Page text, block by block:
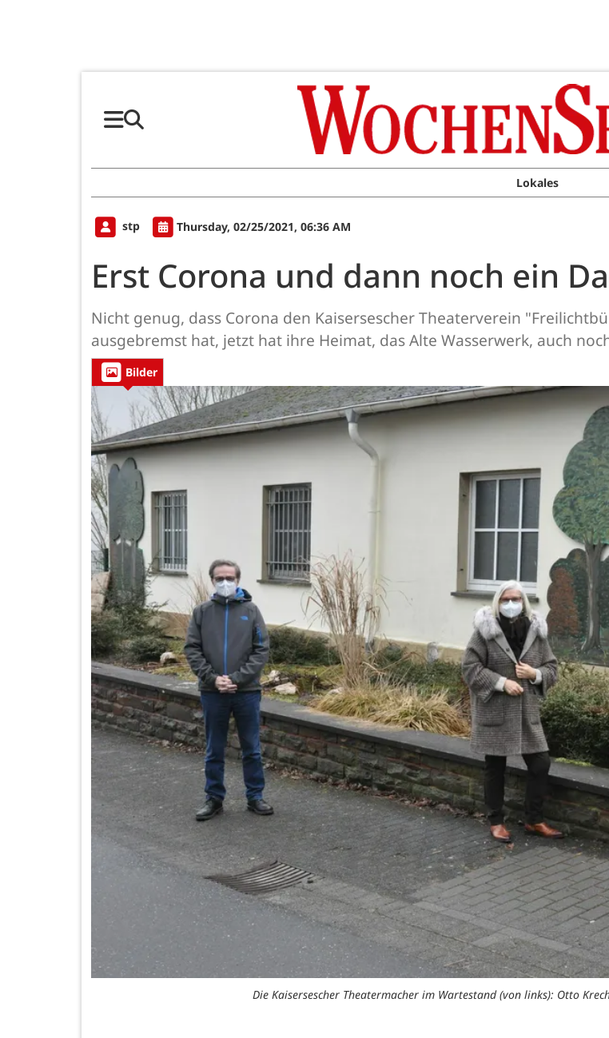
Lokales
stp Thursday, 02/25/2021, 06:36 AM
Erst Corona und dann noch ein
Nicht genug, dass Corona den Kaisersescher Theaterverein
ausgebremst hat, jetzt hat ihre Heimat, das Alte Wasserwerk, auch
Bilder
Die Kaisersescher Theatermacher im Wartestand (von links): Otto